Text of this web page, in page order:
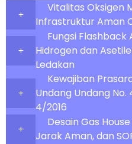
Vitalitas Oksigen
Infrastruktur Aman
Fungsi
Hidrogen dan
Ledakan
Kewajiban
Undang Undang
4/2016
Desain Gas
Jarak Aman, dan